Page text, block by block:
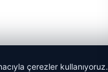
çerezler kullanıyoruz.